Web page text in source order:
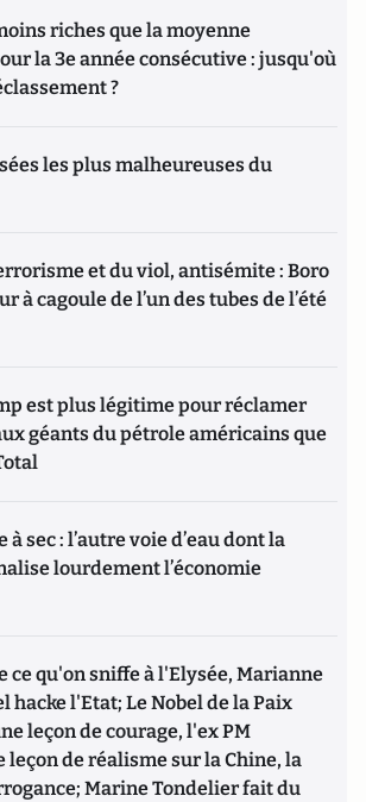
riches que la moyenne
la 3e année consécutive : jusqu'où
?
les plus malheureuses du
et du viol, antisémite : Boro
à cagoule de l’un des tubes de l’été
est plus légitime pour réclamer
géants du pétrole américains que
à sec : l’autre voie d’eau dont la
lourdement l’économie
ce qu'on sniffe à l'Elysée, Marianne
hacke l'Etat; Le Nobel de la Paix
leçon de courage, l'ex PM
de réalisme sur la Chine, la
Marine Tondelier fait du